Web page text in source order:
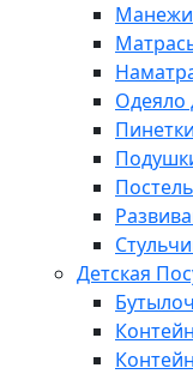
Манежи
Одеяло
Пинетки
Детская